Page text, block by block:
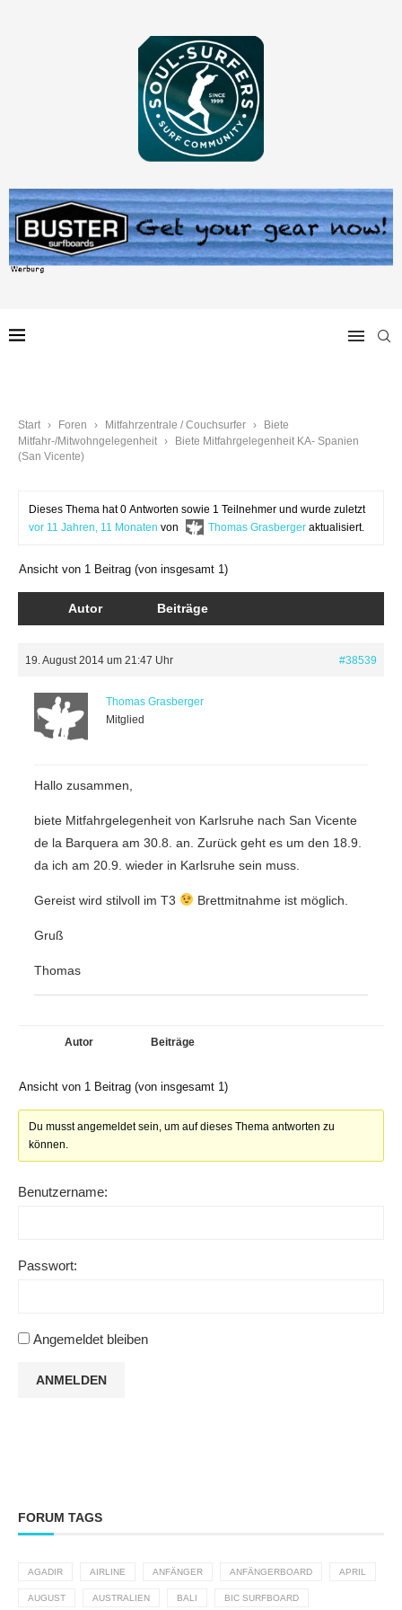
Start › Foren › Mitfahrzentrale / Couchsurfer ›
Biete
Mitfahr-/Mitwohngelegenheit ›
Biete Mitfahrgelegenheit KA- Spanien
(San Vicente)
Dieses Thema hat 0 Antworten sowie 1 Teilnehmer und wurde zuletzt
vor 11 Jahren, 11 Monaten von Thomas Grasberger aktualisiert.
Ansicht von 1 Beitrag (von insgesamt 1)
Autor Beiträge
19. August 2014 um 21:47 Uhr #38539
Thomas Grasberger
Mitglied
Hallo zusammen,
biete Mitfahrgelegenheit von Karlsruhe nach San Vicente
de la Barquera am 30.8. an. Zurück geht es um den 18.9.
da ich am 20.9. wieder in Karlsruhe sein muss.
Gereist wird stilvoll im T3 Brettmitnahme ist möglich.
Gruß
Thomas
Autor Beiträge
Ansicht von 1 Beitrag (von insgesamt 1)
Du musst angemeldet sein, um auf dieses Thema antworten zu
können.
Benutzername:
Passwort:
Angemeldet bleiben
ANMELDEN
FORUM TAGS
AGADIR AIRLINE ANFÄNGER ANFÄNGERBOARD APRIL
AUGUST AUSTRALIEN BALI BIC SURFBOARD